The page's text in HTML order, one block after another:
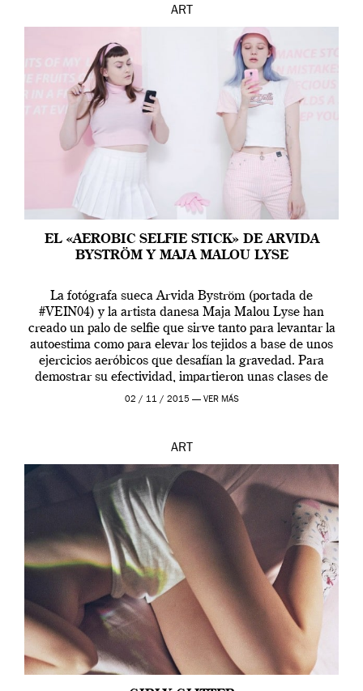
ART
EL «AEROBIC SELFIE STICK» DE ARVIDA
BYSTRÖM Y MAJA MALOU LYSE
La fotógrafa sueca Arvida Byström (portada de
#VEIN04) y la artista danesa Maja Malou Lyse han
creado un palo de selfie que sirve tanto para levantar la
autoestima como para elevar los tejidos a base de unos
ejercicios aeróbicos que desafían la gravedad. Para
demostrar su efectividad, impartieron unas clases de
prueba en el Tate […]
02 / 11 / 2015 — VER MÁS
ART